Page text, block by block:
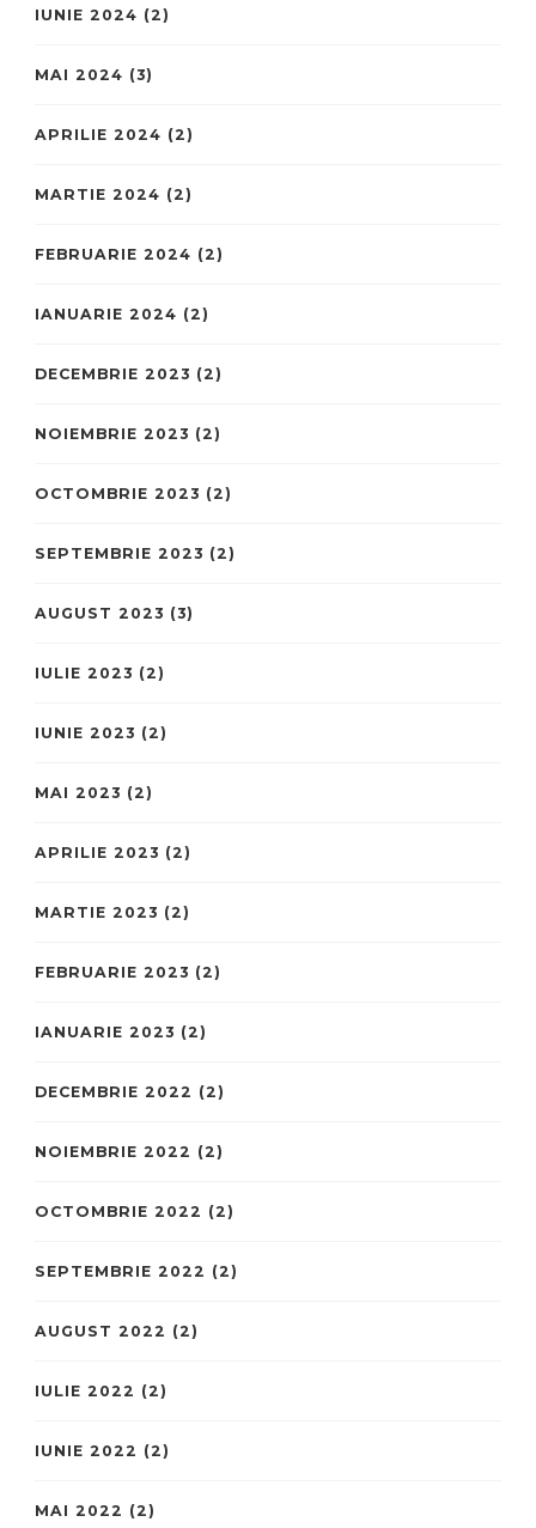
IUNIE 2024 (2)
MAI 2024 (3)
APRILIE 2024 (2)
MARTIE 2024 (2)
FEBRUARIE 2024 (2)
IANUARIE 2024 (2)
DECEMBRIE 2023 (2)
NOIEMBRIE 2023 (2)
OCTOMBRIE 2023 (2)
SEPTEMBRIE 2023 (2)
AUGUST 2023 (3)
IULIE 2023 (2)
IUNIE 2023 (2)
MAI 2023 (2)
APRILIE 2023 (2)
MARTIE 2023 (2)
FEBRUARIE 2023 (2)
IANUARIE 2023 (2)
DECEMBRIE 2022 (2)
NOIEMBRIE 2022 (2)
OCTOMBRIE 2022 (2)
SEPTEMBRIE 2022 (2)
AUGUST 2022 (2)
IULIE 2022 (2)
IUNIE 2022 (2)
MAI 2022 (2)